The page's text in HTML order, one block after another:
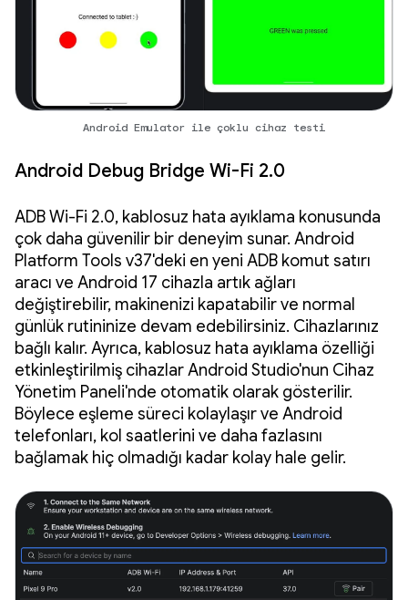
Android Emulator ile çoklu cihaz testi
Android Debug Bridge Wi-Fi 2.0
ADB Wi-Fi 2.0, kablosuz hata ayıklama konusunda
çok daha güvenilir bir deneyim sunar. Android
Platform Tools v37'deki en yeni ADB komut satırı
aracı ve Android 17 cihazla artık ağları
değiştirebilir, makinenizi kapatabilir ve normal
günlük rutininize devam edebilirsiniz. Cihazlarınız
bağlı kalır. Ayrıca, kablosuz hata ayıklama özelliği
etkinleştirilmiş cihazlar Android Studio'nun Cihaz
Yönetim Paneli'nde otomatik olarak gösterilir.
Böylece eşleme süreci kolaylaşır ve Android
telefonları, kol saatlerini ve daha fazlasını
bağlamak hiç olmadığı kadar kolay hale gelir.